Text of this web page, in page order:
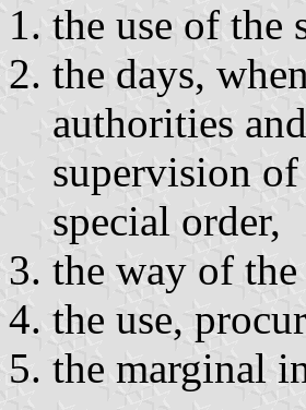
the use of the
the days,
authorities
supervision
special order,
the way of
the use,
the marginal